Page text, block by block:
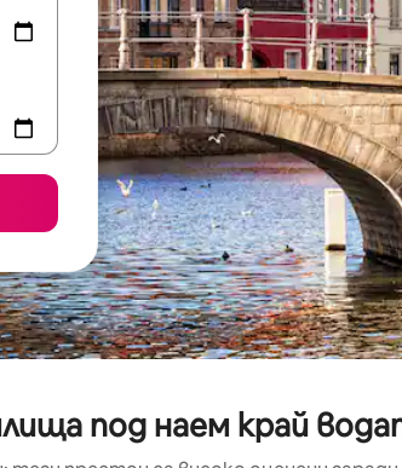
под наем край